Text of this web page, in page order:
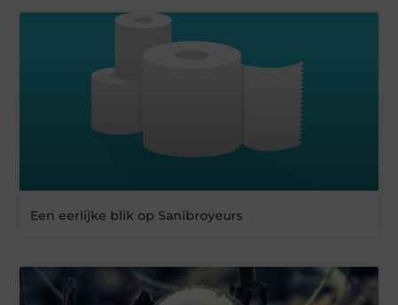
Een eerlijke blik op Sanibroyeurs